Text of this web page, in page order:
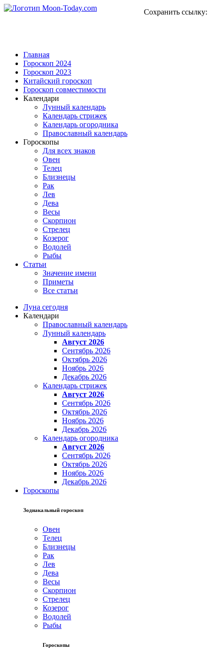
Сохранить ссылку:
Главная
Гороскоп 2024
Гороскоп 2023
Китайский гороскоп
Гороскоп совместимости
Календари
Лунный календарь
Календарь стрижек
Календарь огородника
Православный календарь
Гороскопы
Для всех знаков
Овен
Телец
Близнецы
Рак
Лев
Дева
Весы
Скорпион
Стрелец
Козерог
Водолей
Рыбы
Статьи
Значение имени
Приметы
Все статьи
Луна сегодня
Календари
Православный календарь
Лунный календарь
Август 2026
Сентябрь 2026
Октябрь 2026
Ноябрь 2026
Декабрь 2026
Календарь стрижек
Август 2026
Сентябрь 2026
Октябрь 2026
Ноябрь 2026
Декабрь 2026
Календарь огородника
Август 2026
Сентябрь 2026
Октябрь 2026
Ноябрь 2026
Декабрь 2026
Гороскопы
Зодиакальный гороскоп
Овен
Телец
Близнецы
Рак
Лев
Дева
Весы
Скорпион
Стрелец
Козерог
Водолей
Рыбы
Гороскопы